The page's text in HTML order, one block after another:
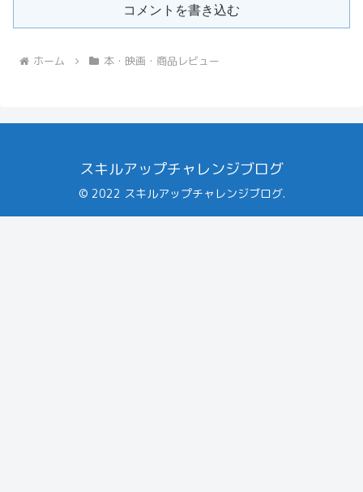
コメントを書き込む
ホーム 本・映画・商品レビュー
スキルアップチャレンジブログ
© 2022 スキルアップチャレンジブログ.